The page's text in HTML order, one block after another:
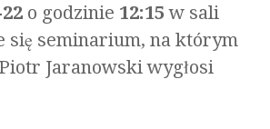
o godzinie 12:15 w sali
się seminarium, na którym
Jaranowski wygłosi